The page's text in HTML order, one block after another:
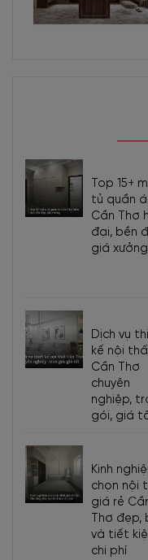
Top 15+
tủ quần
Cần Thơ
đại, bền
giá xưởng
Dịch vụ
kế nội
Cần Thơ
chuyên
nghiệp,
gói, giá
Kinh
chọn nội
giá rẻ
Thơ đẹp,
và tiết
chi phí